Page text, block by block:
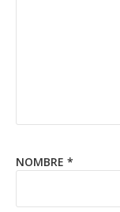
NOMBRE *